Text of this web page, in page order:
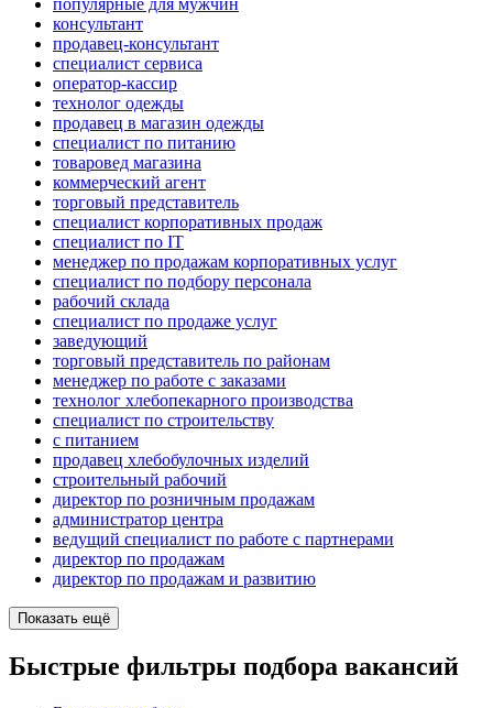
популярные для мужчин
консультант
продавец-консультант
специалист сервиса
оператор-кассир
технолог одежды
продавец в магазин одежды
специалист по питанию
товаровед магазина
коммерческий агент
торговый представитель
специалист корпоративных продаж
специалист по IT
менеджер по продажам корпоративных услуг
специалист по подбору персонала
рабочий склада
специалист по продаже услуг
заведующий
торговый представитель по районам
менеджер по работе с заказами
технолог хлебопекарного производства
специалист по строительству
с питанием
продавец хлебобулочных изделий
строительный рабочий
директор по розничным продажам
администратор центра
ведущий специалист по работе с партнерами
директор по продажам
директор по продажам и развитию
Показать ещё
Быстрые фильтры подбора вакансий